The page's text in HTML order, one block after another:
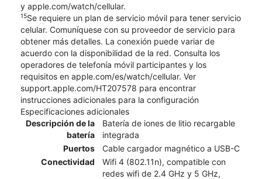
y apple.com/watch/cellular.
15Se requiere un plan de servicio móvil para tener servicio
celular. Comuníquese con su proveedor de servicio para
obtener más detalles. La conexión puede variar de
acuerdo con la disponibilidad de la red. Consulta los
operadores de telefonía móvil participantes y los
requisitos en apple.com/es/watch/cellular. Ver
support.apple.com/HT207578 para encontrar
instrucciones adicionales para la configuración
Especificaciones adicionales
Descripción de la
batería
Batería de iones de litio recargable
integrada
Puertos
Cable cargador magnético a USB-C
Conectividad
Wifi 4 (802.11n), compatible con
redes wifi de 2.4 GHz y 5 GHz,